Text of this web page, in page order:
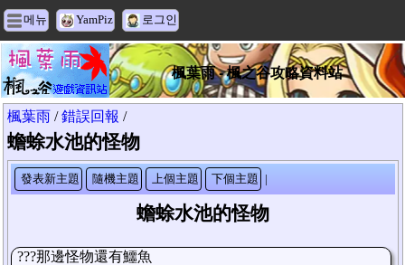
메뉴 YamPiz 로그인
楓葉雨 - 楓之谷攻略資料站
楓葉雨 /錯誤回報 /
蟾蜍水池的怪物
發表新主題 隨機主題 上個主題 下個主題 |
蟾蜍水池的怪物
???那邊怪物還有鱷魚